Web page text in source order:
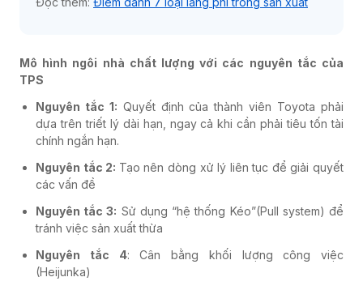
Mô hình ngôi nhà chất lượng với các nguyên tắc của
TPS
Nguyên tắc 1: Quyết định của thành viên Toyota phải
dựa trên triết lý dài hạn, ngay cả khi cần phải tiêu tốn tài
chính ngắn hạn.
Nguyên tắc 2: Tạo nên dòng xử lý liên tục để giải quyết
các vấn đề
Nguyên tắc 3: Sử dụng “hệ thống Kéo”(Pull system) để
tránh việc sản xuất thừa
Nguyên tắc 4: Cân bằng khối lượng công việc
(Heijunka)